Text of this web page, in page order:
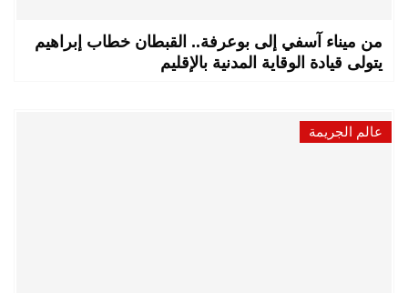
من ميناء آسفي إلى بوعرفة.. القبطان خطاب إبراهيم
يتولى قيادة الوقاية المدنية بالإقليم
عالم الجريمة